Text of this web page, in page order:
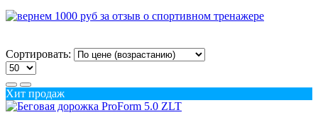
Сортировать:
Хит продаж